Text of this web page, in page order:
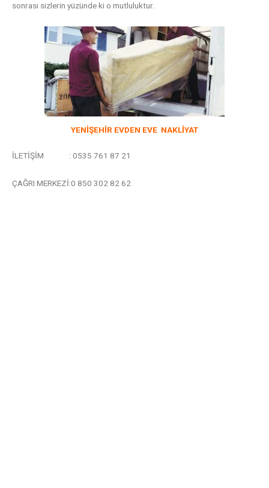
sonrası sizlerin yüzünde ki o mutluluktur.
YENİŞEHİR EVDEN EVE NAKLİYAT
İLETİŞİM : 0535 761 87 21
ÇAĞRI MERKEZİ:0 850 302 82 62